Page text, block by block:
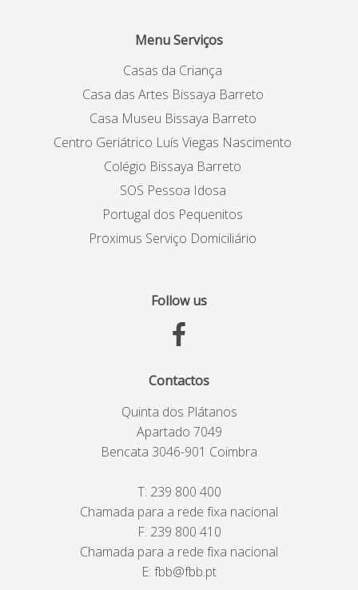
Menu Serviços
Casas da Criança
Casa das Artes Bissaya Barreto
Casa Museu Bissaya Barreto
Centro Geriátrico Luís Viegas Nascimento
Colégio Bissaya Barreto
SOS Pessoa Idosa
Portugal dos Pequenitos
Proximus Serviço Domiciliário
Follow us
Contactos
Quinta dos Plátanos
Apartado 7049
Bencata 3046-901 Coimbra
T: 239 800 400
Chamada para a rede fixa nacional
F: 239 800 410
Chamada para a rede fixa nacional
E: fbb@fbb.pt